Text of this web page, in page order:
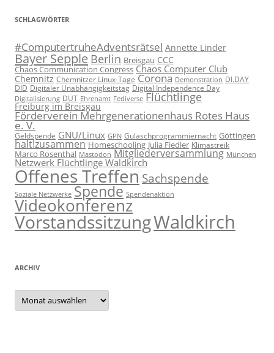
SCHLAGWÖRTER
#ComputertruheAdventsrätsel Annette Linder
Bayer Sepple Berlin Breisgau CCC
Chaos Communication Congress Chaos Computer Club
Chemnitz Chemnitzer Linux-Tage Corona Demonstration DI.DAY
DID Digitaler Unabhängigkeitstag Digital Independence Day
Digitalisierung DUT Ehrenamt Fediverse Flüchtlinge
Freiburg im Breisgau
Förderverein Mehrgenerationenhaus Rotes Haus
e. V.
Geldspende GNU/Linux GPN Gulaschprogrammiernacht Göttingen
halt!zusammen Homeschooling Julia Fiedler Klimastreik
Marco Rosenthal Mastodon Mitgliederversammlung München
Netzwerk Flüchtlinge Waldkirch
Offenes Treffen Sachspende
Soziale Netzwerke Spende Spendenaktion
Videokonferenz
VorstandssitzungWaldkirch
ARCHIV
Archiv